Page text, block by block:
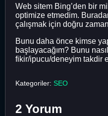
Web sitem Bing’den bir
optimize etmedim.
çalışmak için doğru
Bunu daha önce kimse
başlayacağım? Bunu
fikir/ipucu/deneyim takdir
Kategoriler: SEO
2 Yorum